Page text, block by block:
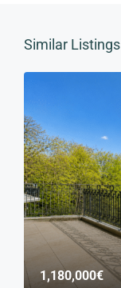
Similar Listings
1,180,000€